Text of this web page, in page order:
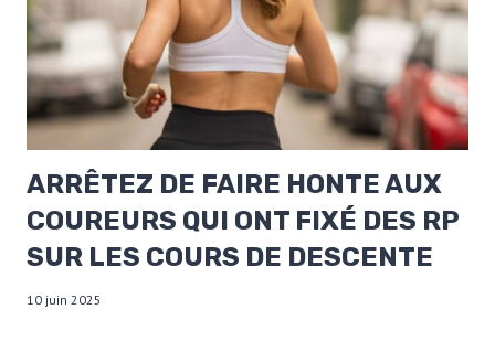
ARRÊTEZ DE FAIRE HONTE AUX
COUREURS QUI ONT FIXÉ DES RP
SUR LES COURS DE DESCENTE
10 juin 2025